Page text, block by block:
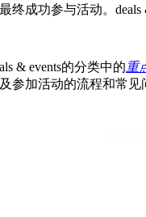
终成功参与活动。
& events的分类中的重
参加活动的流程和常